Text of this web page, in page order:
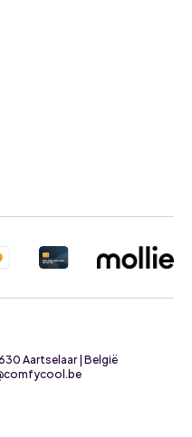
Aartselaar | België